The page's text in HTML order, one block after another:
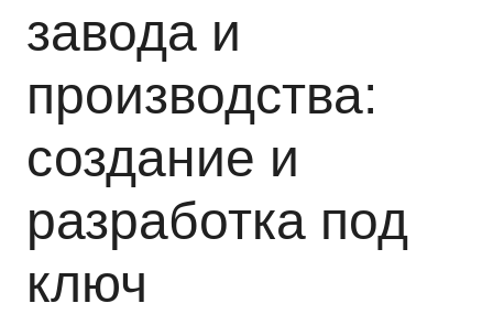
завода и
производства:
создание и
разработка под
ключ